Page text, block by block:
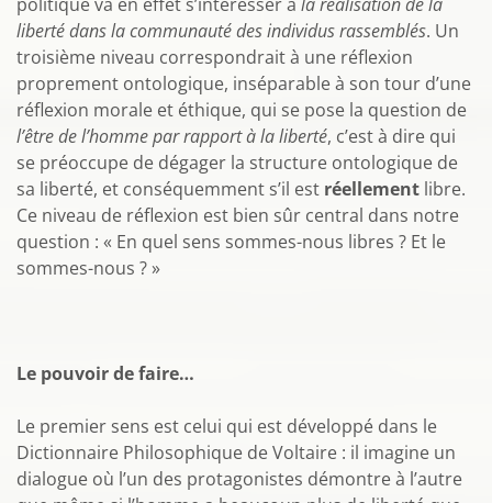
politique va en effet s’intéresser à la réalisation de la
liberté dans la communauté des individus rassemblés. Un
troisième niveau correspondrait à une réflexion
proprement ontologique, inséparable à son tour d’une
réflexion morale et éthique, qui se pose la question de
l’être de l’homme par rapport à la liberté, c’est à dire qui
se préoccupe de dégager la structure ontologique de
sa liberté, et conséquemment s’il est réellement libre.
Ce niveau de réflexion est bien sûr central dans notre
question : « En quel sens sommes-nous libres ? Et le
sommes-nous ? »
Le pouvoir de faire…
Le premier sens est celui qui est développé dans le
Dictionnaire Philosophique de Voltaire : il imagine un
dialogue où l’un des protagonistes démontre à l’autre